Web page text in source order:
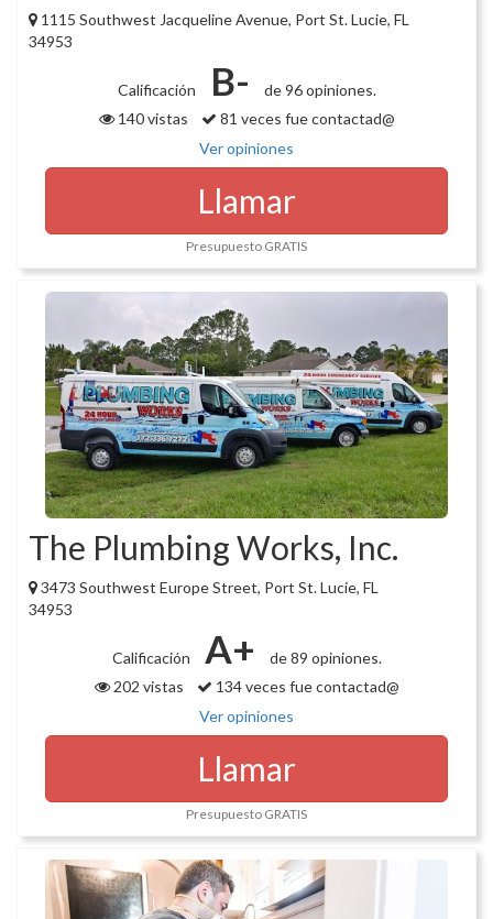
1115 Southwest Jacqueline Avenue, Port St. Lucie, FL
34953
Calificación B-
de 96 opiniones.
140 vistas
81 veces fue contactad@
Ver opiniones
Llamar
Presupuesto GRATIS
The Plumbing Works, Inc.
3473 Southwest Europe Street, Port St. Lucie, FL
34953
Calificación A+
de 89 opiniones.
202 vistas
134 veces fue contactad@
Ver opiniones
Llamar
Presupuesto GRATIS